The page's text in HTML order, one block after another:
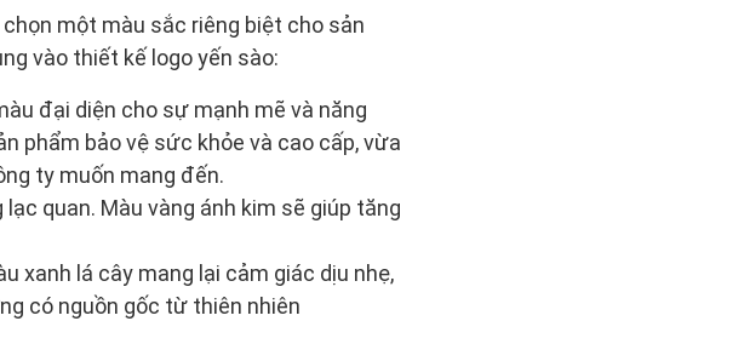
một màu sắc riêng biệt cho sản
vào thiết kế logo yến sào:
đại diện cho sự mạnh mẽ và năng
phẩm bảo vệ sức khỏe và cao cấp, vừa
ty muốn mang đến.
quan. Màu vàng ánh kim sẽ giúp tăng
xanh lá cây mang lại cảm giác dịu nhẹ,
có nguồn gốc từ thiên nhiên